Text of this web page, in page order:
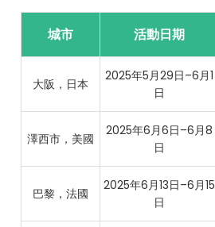
城市 活動日期
大阪，日本
2025年5月29日–6月1
日
澤西市，美國
2025年6月6日–6月8
日
巴黎，法國
2025年6月13日–6月15
日